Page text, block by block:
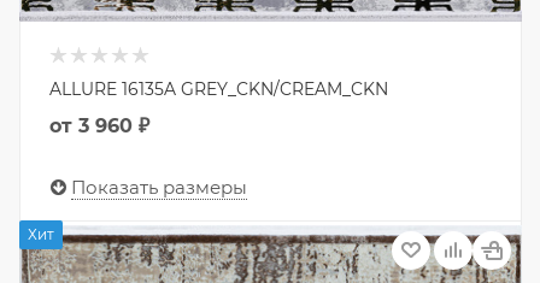
ALLURE 16135A GREY_CKN/CREAM_CKN
от 3 960 ₽
Показать размеры
Хит